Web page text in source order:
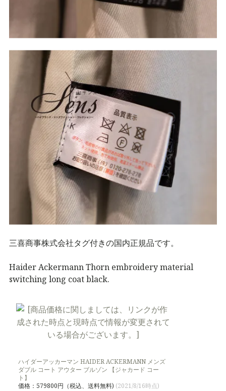
三喜商事株式会社タグ付きの国内正規品です。
Haider Ackermann Thorn embroidery material
switching long coat black.
ハイダーアッカーマン HAIDER ACKERMANN メンズ
ダブル コート アウター ブルゾン 【ジャカード コー
ト】
価格：579800円（税込、送料無料) (2021/8/16時点)